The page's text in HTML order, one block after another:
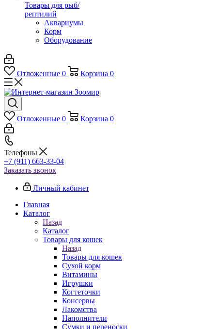
Товары для рыб/
рептилий
Аквариумы
Корм
Оборудование
Отложенные 0 Корзина 0
Отложенные 0 Корзина 0
Телефоны
+7 (911) 663-33-04
Заказать звонок
Личный кабинет
Главная
Каталог
Назад
Каталог
Товары для кошек
Назад
Товары для кошек
Cухой корм
Витамины
Игрушки
Когтеточки
Консервы
Лакомства
Наполнители
Сумки и переноски